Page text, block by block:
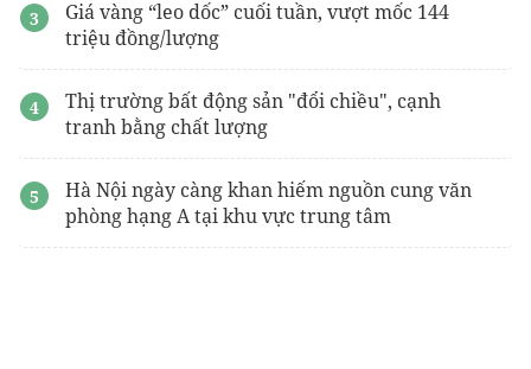
Giá vàng “leo dốc” cuối tuần, vượt mốc 144
triệu đồng/lượng
Thị trường bất động sản "đổi chiều", cạnh
tranh bằng chất lượng
Hà Nội ngày càng khan hiếm nguồn cung văn
phòng hạng A tại khu vực trung tâm